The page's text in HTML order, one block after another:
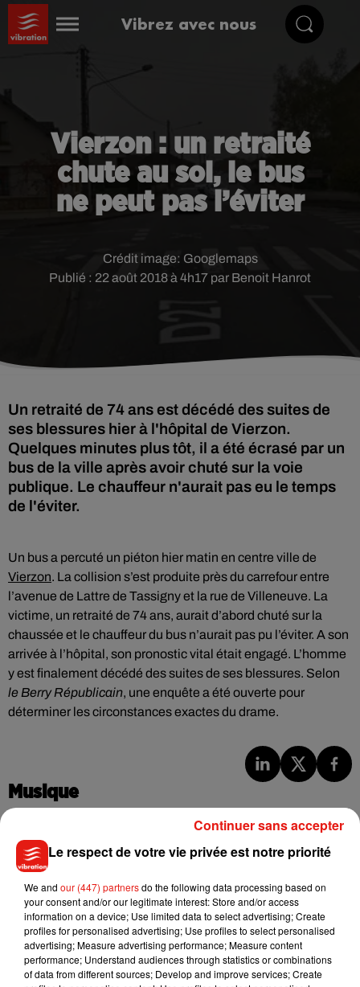
Vibrez avec nous
Vierzon : un retraité
chute au sol, le bus
ne peut pas l’éviter
Publié : 22 août 2018 à 4h17 par Benoit Hanrot
Crédit image: Googlemaps
Un retraité de 74 ans est décédé des suites de
ses blessures hier à l'hôpital de Vierzon.
Quelques minutes plus tôt, il a été écrasé par un
bus de la ville après avoir chuté sur la voie
publique. Le chauffeur n'aurait pas eu le temps
de l'éviter.
Un bus a percuté un piéton hier matin en centre ville de
Vierzon. La collision s’est produite près du carrefour entre
l’avenue de Lattre de Tassigny et la rue de Villeneuve. La
victime, un retraité de 74 ans, aurait d’abord chuté sur la
chaussée et le chauffeur du bus n’aurait pas pu l’éviter. A son
arrivée à l’hôpital, son pronostic vital était engagé. L’homme
y est finalement décédé des suites de ses blessures. Selon
le Berry Républicain, une enquête a été ouverte pour
déterminer les circonstances exactes du drame.
Musique
Julien Lieb s’essaye à la vie de chatelain
dans son nouveau clip
7 août 2026
Madonna sort enfin le remix de « Love
Sensation » avec Kylie Minogue
Le respect de votre vie privée est notre priorité
We and our (447) partnersdo the following data processing based on
your consent and/or our legitimate interest: Store and/or access
information on a device; Use limited data to select advertising; Create
profiles for personalised advertising; Use profiles to select personalised
advertising; Measure advertising performance; Measure content
performance; Understand audiences through statistics or combinations
of data from different sources; Develop and improve services; Create
Continuer sans accepter